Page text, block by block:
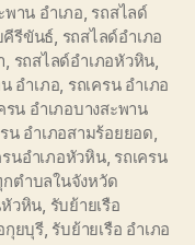
พาน อำเภอ รถสไลด์
คีรีขันธ์ รถสไลด์อำเภอ
รถสไลด์อำเภอหัวหิน
อำเภอ รถเครน อำเภอ
รน อำเภอบางสะพาน
น อำเภอสามร้อยยอด
รนอำเภอหัวหิน, รถเครน
กตำบลในจังหวัด
หัวหิน รับย้ายเรือ
กุยบุรี, รับย้ายเรือ อำเภอ